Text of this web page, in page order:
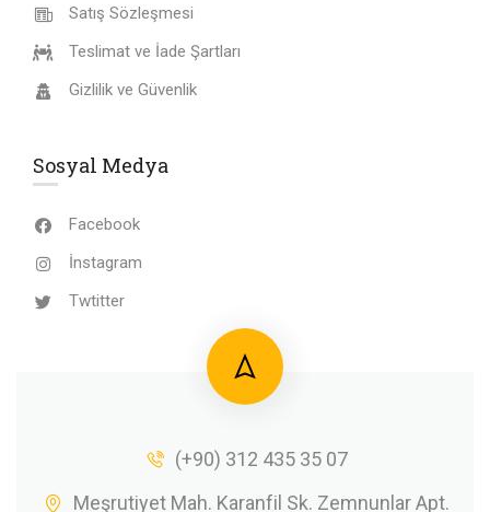
Satış Sözleşmesi
Teslimat ve İade Şartları
Gizlilik ve Güvenlik
Sosyal Medya
Facebook
İnstagram
Twtitter
(+90) 312 435 35 07
Meşrutiyet Mah. Karanfil Sk. Zemnunlar Apt.